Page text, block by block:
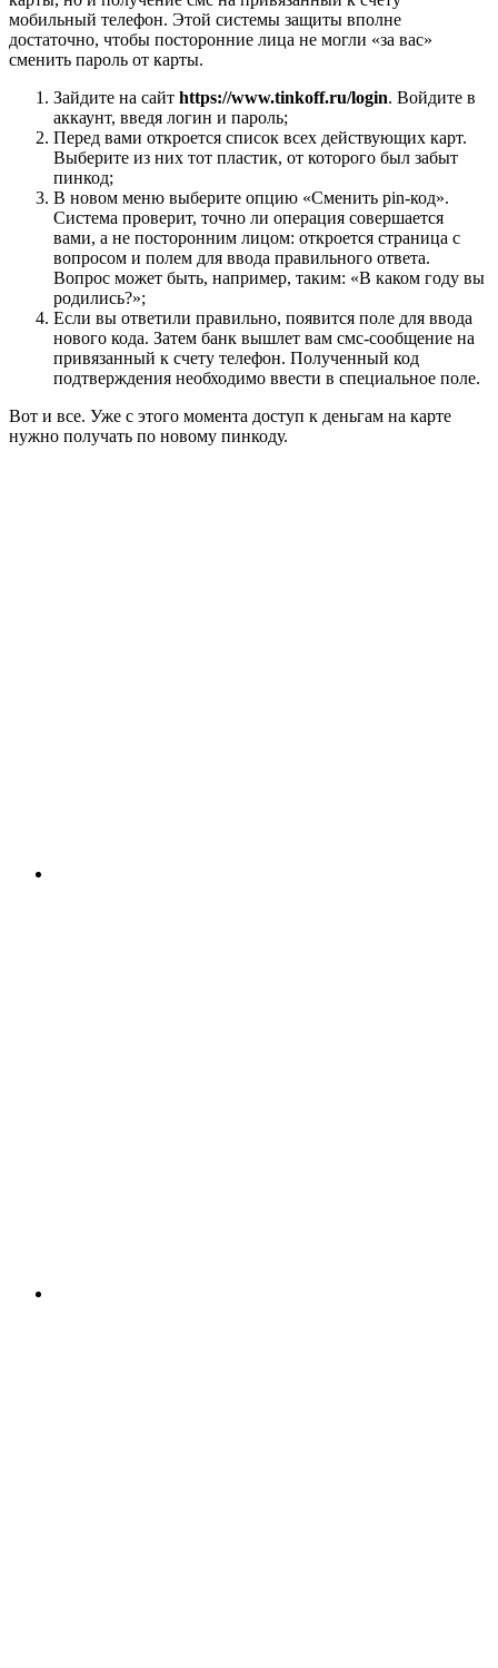
мобильный телефон. Этой системы защиты вполне
достаточно, чтобы посторонние лица не могли «за вас»
сменить пароль от карты.
Зайдите на сайт https://www.tinkoff.ru/login. Войдите в
аккаунт, введя логин и пароль;
Перед вами откроется список всех действующих карт.
Выберите из них тот пластик, от которого был забыт
пинкод;
В новом меню выберите опцию «Сменить pin-код».
Система проверит, точно ли операция совершается
вами, а не посторонним лицом: откроется страница с
вопросом и полем для ввода правильного ответа.
Вопрос может быть, например, таким: «В каком году вы
родились?»;
Если вы ответили правильно, появится поле для ввода
нового кода. Затем банк вышлет вам смс-сообщение на
привязанный к счету телефон. Полученный код
подтверждения необходимо ввести в специальное поле.
Вот и все. Уже с этого момента доступ к деньгам на карте
нужно получать по новому пинкоду.